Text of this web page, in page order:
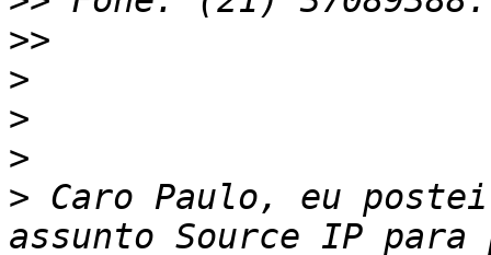
>>
>
>
>
> Caro Paulo, eu